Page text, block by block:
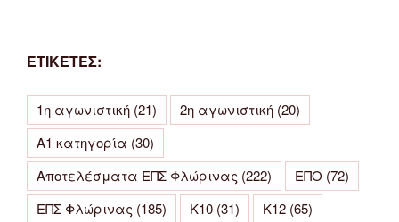
ΕΤΙΚΕΤΕΣ:
1η αγωνιστική (21) 2η αγωνιστική (20)
Α1 κατηγορία (30)
Αποτελέσματα ΕΠΣ Φλώρινας (222) ΕΠΟ (72)
ΕΠΣ Φλώρινας (185) Κ10 (31) Κ12 (65)